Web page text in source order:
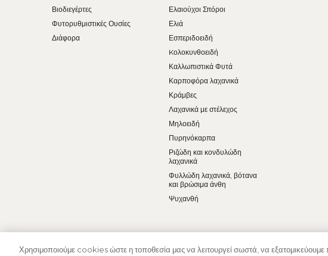
Βιοδιεγέρτες
Φυτορυθμιστικές Ουσίες
Διάφορα
Ελαιούχοι Σπόροι
Ελιά
Εσπεριδοειδή
Kολοκυνθοειδή
Καλλωπιστικά Φυτά
Καρποφόρα λαχανικά
Κράμβες
Λαχανικά με στέλεχος
Μηλοειδή
Πυρηνόκαρπα
Ριζώδη και κονδυλώδη
λαχανικά
Φυλλώδη λαχανικά, βότανα
και βρώσιμα άνθη
Ψυχανθή
Χρησιμοποιούμε cookies ώστε η τοποθεσία μας να λειτουργεί σωστά, να εξατομικεύουμε